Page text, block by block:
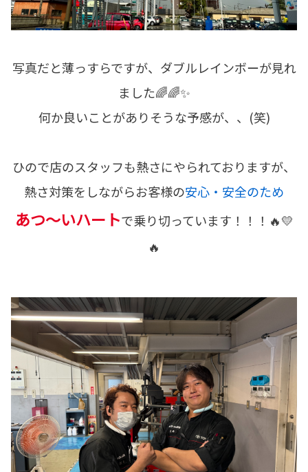
写真だと薄っすらですが、ダブルレインボーが見れ
ました🌈🌈✨
何か良いことがありそうな予感が、、(笑)
ひので店のスタッフも熱さにやられておりますが、
熱さ対策をしながらお客様の安心・安全のため
あつ～いハートで乗り切っています！！！🔥💛
🔥